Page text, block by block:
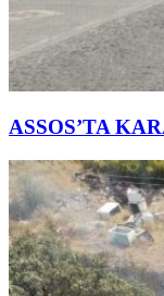
ASSOS’TA